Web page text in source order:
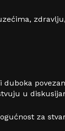
duboka
u
za